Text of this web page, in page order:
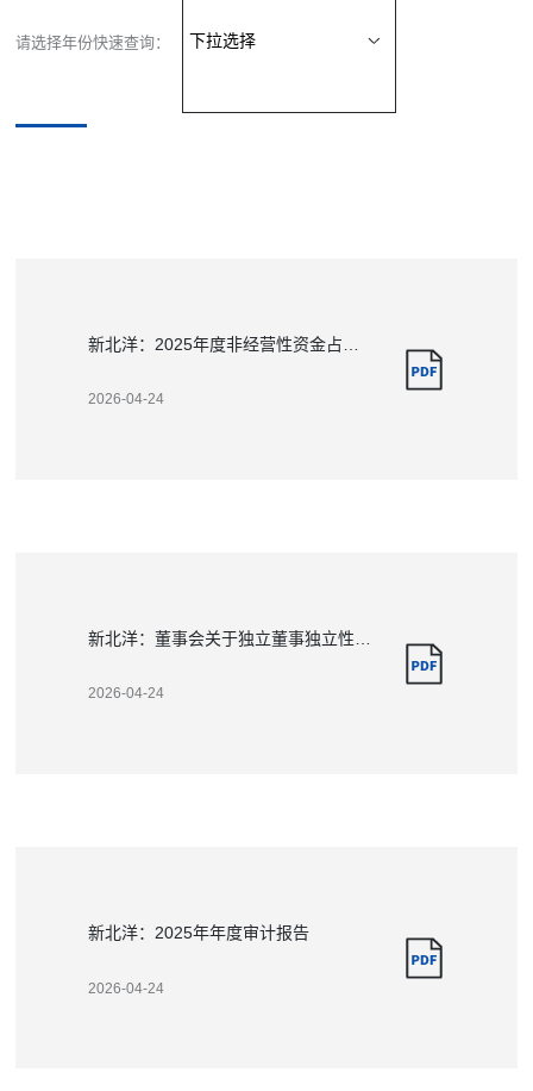
请选择年份快速查询：
2026-04-24
2026-04-24
新北洋：2025年年度审计报告
2026-04-24